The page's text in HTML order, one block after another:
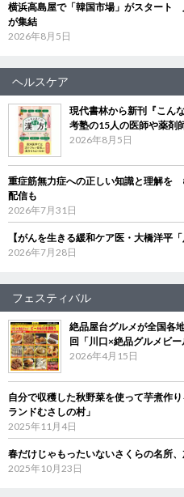
横浜高島屋で「韓国市場」がスタート
が集結
2026年8月5日
ヘルスケア
現代書林から新刊『こん
考塾の15人の医師や薬剤
2026年8月5日
重症筋無力症への正しい知識と理解を
配信も
2026年7月31日
【がんを生きる緩和ケア医・大橋洋平
2026年7月28日
フェスティバル
絶品屋台グルメが全国各
回「川口×絶品グルメビ
2026年4月15日
自分で収穫した秋野菜を使って芋煮作
ランドむさしの村」
2025年11月4日
春だけじゃもったいないさくらの名所
2025年10月23日